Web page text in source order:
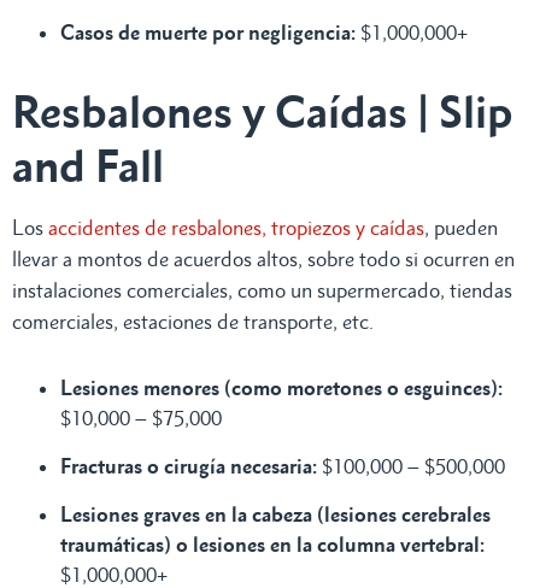
Casos de muerte por negligencia: $1,000,000+
Resbalones y Caídas | Slip
and Fall
Los accidentes de resbalones, tropiezos y caídas, pueden
llevar a montos de acuerdos altos, sobre todo si ocurren en
instalaciones comerciales, como un supermercado, tiendas
comerciales, estaciones de transporte, etc.
Lesiones menores (como moretones o esguinces):
$10,000 – $75,000
Fracturas o cirugía necesaria: $100,000 – $500,000
Lesiones graves en la cabeza (lesiones cerebrales
traumáticas) o lesiones en la columna vertebral:
$1,000,000+